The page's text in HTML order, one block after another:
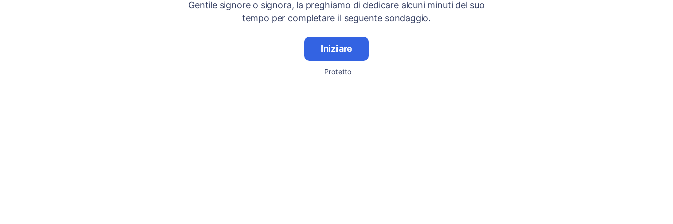
Gentile signore o signora, la preghiamo di dedicare alcuni minuti del suo
tempo per completare il seguente sondaggio.
Iniziare
Protetto